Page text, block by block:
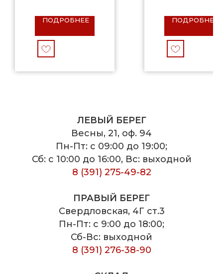
ПОДРОБНЕЕ ПОДРОБНЕЕ
ЛЕВЫЙ БЕРЕГ
Весны, 21, оф. 94
Пн-Пт: с 09:00 до 19:00;
Сб: с 10:00 до 16:00, Вс: выходной
8 (391) 275-49-82
ПРАВЫЙ БЕРЕГ
Свердловская, 4Г ст.3
Пн-Пт: с 9:00 до 18:00;
Сб-Вс: выходной
8 (391) 276-38-90